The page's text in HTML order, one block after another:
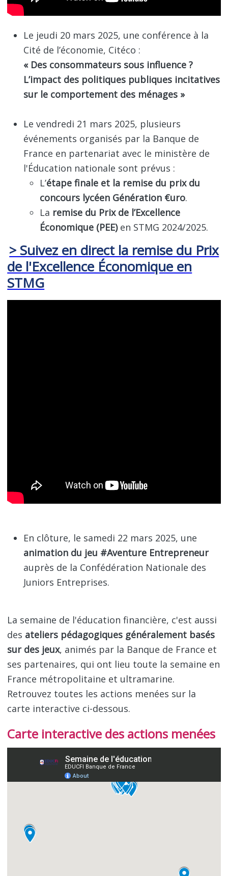
Le jeudi 20 mars 2025, une conférence à la
Cité de l’économie, Citéco :
« Des consommateurs sous influence ?
L’impact des politiques publiques incitatives
sur le comportement des ménages »
Le vendredi 21 mars 2025, plusieurs
événements organisés par la Banque de
France en partenariat avec le ministère de
l'Éducation nationale sont prévus :
L’étape finale et la remise du prix du
concours lycéen Génération €uro.
La remise du Prix de l’Excellence
Économique (PEE)en STMG 2024/2025.
> Suivez en direct la remise du Prix
de l'Excellence Économique en
STMG
En clôture, le samedi 22 mars 2025, une
animation du jeu #Aventure Entrepreneur
auprès de la Confédération Nationale des
Juniors Entreprises.
La semaine de l'éducation financière, c'est aussi
des ateliers pédagogiques généralement basés
sur des jeux, animés par la Banque de France et
ses partenaires, qui ont lieu toute la semaine en
France métropolitaine et ultramarine.
Retrouvez toutes les actions menées sur la
carte interactive ci-dessous.
Carte interactive des actions menées